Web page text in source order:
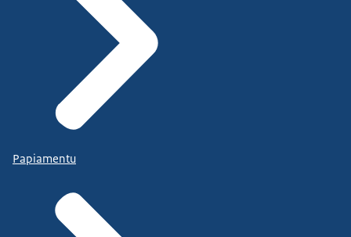
Papiamentu